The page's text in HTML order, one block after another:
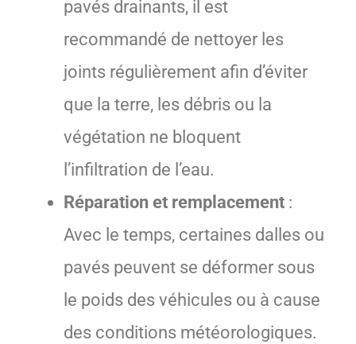
pavés drainants, il est
recommandé de nettoyer les
joints régulièrement afin d’éviter
que la terre, les débris ou la
végétation ne bloquent
l’infiltration de l’eau.
Réparation et remplacement :
Avec le temps, certaines dalles ou
pavés peuvent se déformer sous
le poids des véhicules ou à cause
des conditions météorologiques.